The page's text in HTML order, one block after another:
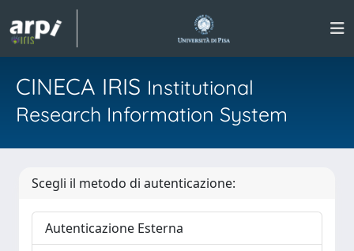
CINECA IRIS Institutional
Research Information System
Scegli il metodo di autenticazione:
Autenticazione Esterna